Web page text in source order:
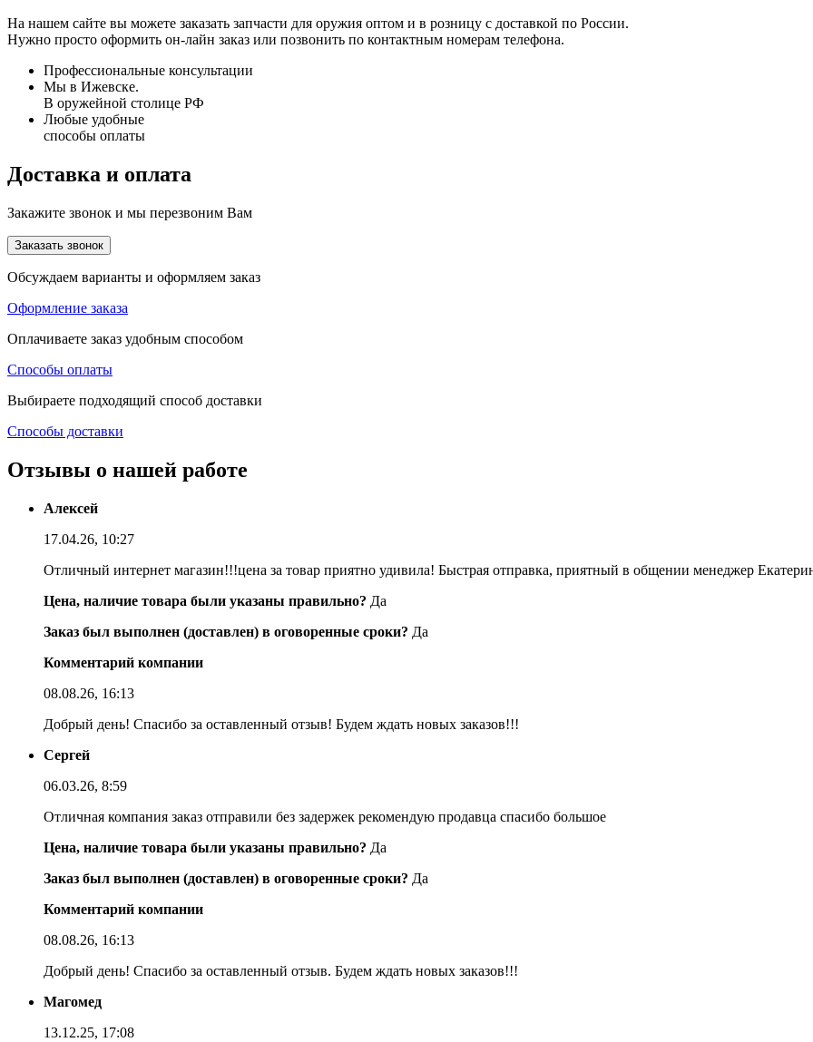
На нашем сайте вы можете заказать запчасти для оружия оптом и в розницу с доставкой по России.
Нужно просто оформить он-лайн заказ или позвонить по контактным номерам телефона.
Профессиональные консультации
Мы в Ижевске.
В оружейной столице РФ
Любые удобные
способы оплаты
Доставка и оплата
Закажите звонок и мы перезвоним Вам
Заказать звонок
Обсуждаем варианты и оформляем заказ
Оформление заказа
Оплачиваете заказ удобным способом
Способы оплаты
Выбираете подходящий способ доставки
Способы доставки
Отзывы о нашей работе
Алексей
17.04.26, 10:27
Отличный интернет магазин!!!цена за товар приятно удивила! Быстрая отправка, приятный в общении менеджер
Цена, наличие товара были указаны правильно? Да
Заказ был выполнен (доставлен) в оговоренные сроки? Да
Комментарий компании
08.08.26, 16:13
Добрый день! Спасибо за оставленный отзыв! Будем ждать новых заказов!!!
Сергей
06.03.26, 8:59
Отличная компания заказ отправили без задержек рекомендую продавца спасибо большое
Цена, наличие товара были указаны правильно? Да
Заказ был выполнен (доставлен) в оговоренные сроки? Да
Комментарий компании
08.08.26, 16:13
Добрый день! Спасибо за оставленный отзыв. Будем ждать новых заказов!!!
Магомед
13.12.25, 17:08